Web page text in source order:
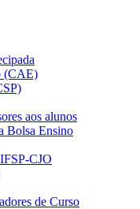
(CAE)
aos alunos
Bolsa Ensino
CJO
de Curso